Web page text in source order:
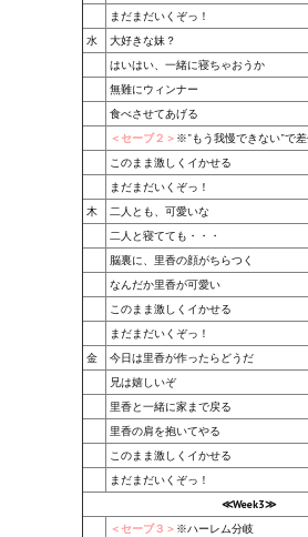
SB Corset Armor CBBE SSE BodySlide
Wedding Wear CBBE SSE BodySlide
Работы Тестера 55
Наёмный оборотень
Небесный воин
Немного героев меча и магии
Расширенная версия Х3
REBalance
Работы Kuroneko
Doom 3 Remaster Fan Edition
X2 - The Threat Remaster Fan Edition
Quake III Arena Remaster Fan Edition
まだまだいくぞっ！
水
大好きな妹？
はいはい、一緒に寝ちゃおうか
無難にウィンナー
食べさせてあげる
＜セーブ２＞ ※”もう我慢できない”で
このまま激しくイかせる
まだまだいくぞっ！
木
二人とも、可愛いな
二人と寝てても・・・
脳裏に、里香の顔がちらつく
なんだか里香が可愛い
このまま激しくイかせる
まだまだいくぞっ！
金
今日は里香が作ったらどうだ
兄は嬉しいぞ
里香と一緒に家まで戻る
里香の肩を抱いてやる
このまま激しくイかせる
まだまだいくぞっ！
≪Week3≫
＜セーブ３＞ ※ハーレム分岐